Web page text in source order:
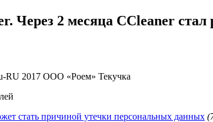
Через 2 месяца CCleaner
RU 2017 ООО «Роем» Текучка
стать причиной утечки персональных данных